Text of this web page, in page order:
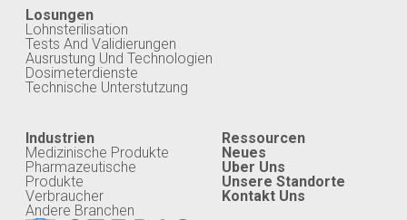
Losungen
Lohnsterilisation
Tests And Validierungen
Ausrustung Und Technologien
Dosimeterdienste
Technische Unterstutzung
Industrien
Medizinische Produkte
Pharmazeutische
Produkte
Verbraucher
Andere Branchen
Ressourcen
Neues
Uber Uns
Unsere Standorte
Kontakt Uns